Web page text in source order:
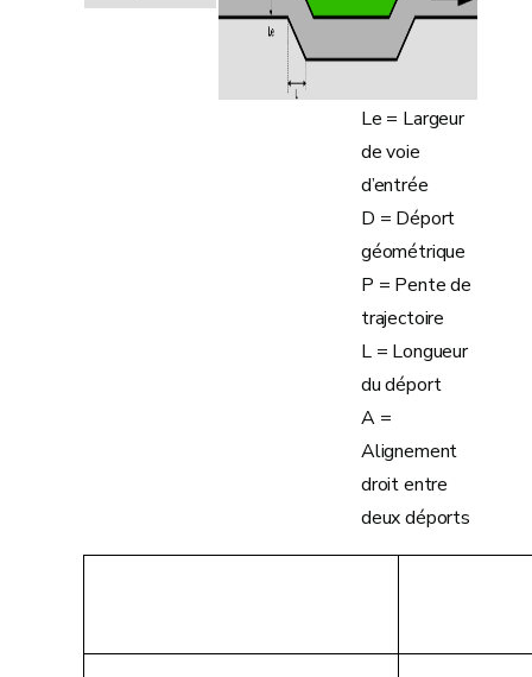
Le = Largeur
de voie
d’entrée
D = Déport
géométrique
P = Pente de
trajectoire
L = Longueur
du déport
A =
Alignement
droit entre
deux déports